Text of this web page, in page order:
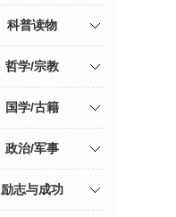
科普读物
哲学/宗教
国学/古籍
政治/军事
励志与成功